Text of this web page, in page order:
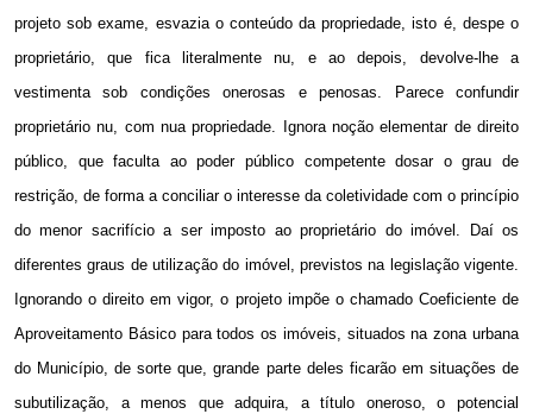
projeto sob exame, esvazia o conteúdo da propriedade, isto é, despe o
proprietário, que fica literalmente nu, e ao depois, devolve-lhe a
vestimenta sob condições onerosas e penosas. Parece confundir
proprietário nu, com nua propriedade. Ignora noção elementar de direito
público, que faculta ao poder público competente dosar o grau de
restrição, de forma a conciliar o interesse da coletividade com o princípio
do menor sacrifício a ser imposto ao proprietário do imóvel. Daí os
diferentes graus de utilização do imóvel, previstos na legislação vigente.
Ignorando o direito em vigor, o projeto impõe o chamado Coeficiente de
Aproveitamento Básico para todos os imóveis, situados na zona urbana
do Município, de sorte que, grande parte deles ficarão em situações de
subutilização, a menos que adquira, a título oneroso, o potencial